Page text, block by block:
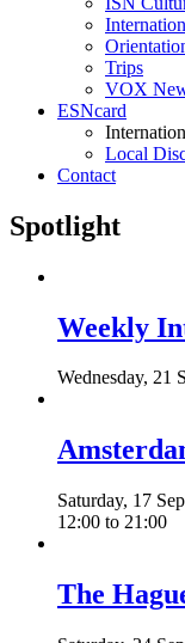
Trips
VOX
ESNcard
Local
Contact
Spotlight
Weekly
Wednesday, 21
Saturday, 17
12:00 to 21:00
The